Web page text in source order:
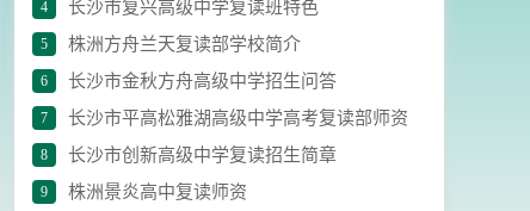
4 长沙市复兴高级中学复读班特色
5 株洲方舟兰天复读部学校简介
6 长沙市金秋方舟高级中学招生问答
7 长沙市平高松雅湖高级中学高考复读部师资
8 长沙市创新高级中学复读招生简章
9 株洲景炎高中复读师资